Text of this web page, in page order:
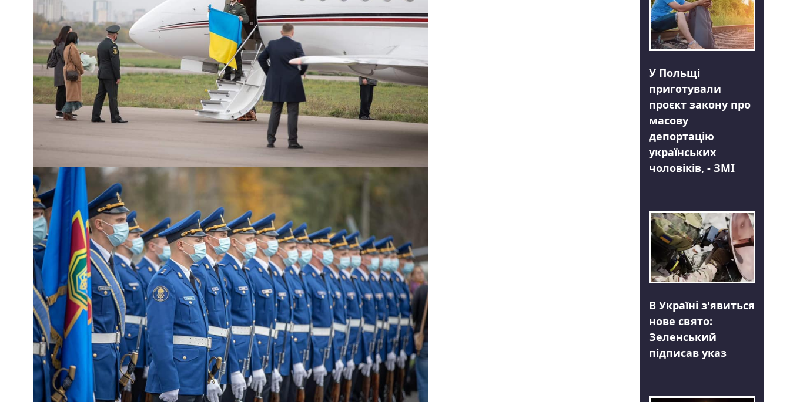
У Польщі
приготували
проєкт закону про
масову
депортацію
українських
чоловіків, - ЗМІ
В Україні з'явиться
нове свято:
Зеленський
підписав указ